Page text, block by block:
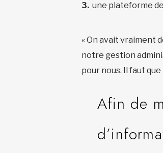
une plateforme
« On avait vraiment
notre gestion
pour nous. Il faut
Afin de